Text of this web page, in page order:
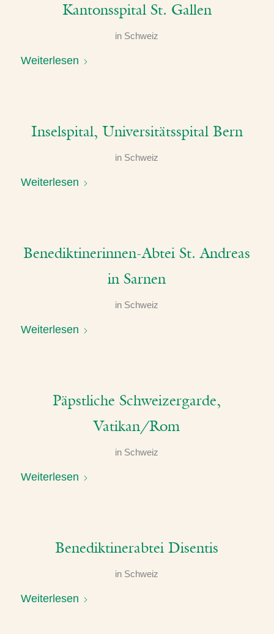
Kantonsspital St. Gallen
in Schweiz
Weiterlesen
Inselspital, Universitätsspital Bern
in Schweiz
Weiterlesen
Benediktinerinnen-Abtei St. Andreas
in Sarnen
in Schweiz
Weiterlesen
Päpstliche Schweizergarde,
Vatikan/Rom
in Schweiz
Weiterlesen
Benediktinerabtei Disentis
in Schweiz
Weiterlesen